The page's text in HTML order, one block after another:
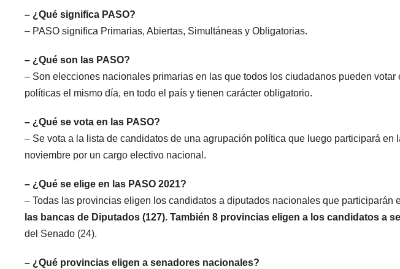
– ¿Qué significa PASO?
– PASO significa Primarias, Abiertas, Simultáneas y Obligatorias.
– ¿Qué son las PASO?
– Son elecciones nacionales primarias en las que todos los ciudadanos pueden
políticas el mismo día, en todo el país y tienen carácter obligatorio.
– ¿Qué se vota en las PASO?
– Se vota a la lista de candidatos de una agrupación política que luego participará en
noviembre por un cargo electivo nacional.
– ¿Qué se elige en las PASO 2021?
– Todas las provincias eligen los candidatos a diputados nacionales que participarán
las bancas de Diputados (127). También 8 provincias eligen a los candidatos a
del Senado (24).
– ¿Qué provincias eligen a senadores nacionales?